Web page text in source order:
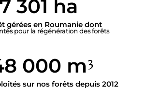
7 301 ha
gérées en Roumanie dont
pour la régénération des forêts
000 m3
sur nos forêts depuis 2012